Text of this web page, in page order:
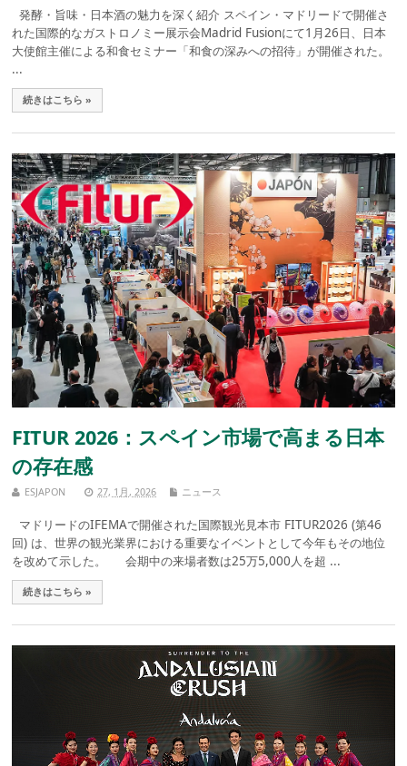
発酵・旨味・日本酒の魅力を深く紹介 スペイン・マドリードで開催さ
れた国際的なガストロノミー展示会Madrid Fusionにて1月26日、日本
大使館主催による和食セミナー「和食の深みへの招待」が開催された。
...
続きはこちら »
FITUR 2026：スペイン市場で高まる日本
の存在感
ESJAPON 27, 1月, 2026 ニュース
マドリードのIFEMAで開催された国際観光見本市 FITUR2026 (第46
回) は、世界の観光業界における重要なイベントとして今年もその地位
を改めて示した。 会期中の来場者数は25万5,000人を超 ...
続きはこちら »